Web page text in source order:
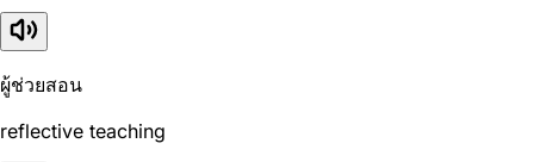
ผู้ช่วยสอน
reflective teaching